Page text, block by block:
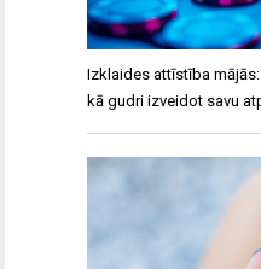
Izklaides attīstība
kā gudri izveidot savu